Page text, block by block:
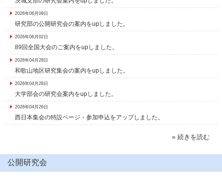
2026年06月09日
研究部の公開研究会の案内をupしました。
2026年06月02日
89回全国大会のご案内をupしました。
2026年04月28日
和歌山地区研究集会の案内をupしました。
2026年04月28日
大学部会の研究会案内をupしました。
2026年04月26日
西日本集会の特設ページ・参加申込をアップしました。
» 続きを読む
公開研究会